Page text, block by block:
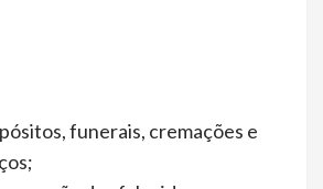
funerais, cremações e